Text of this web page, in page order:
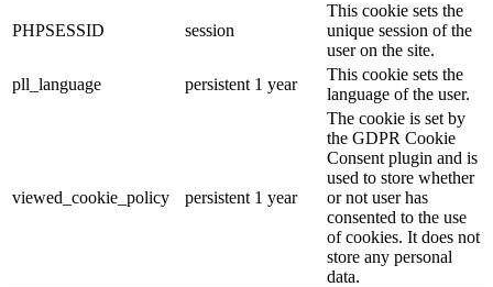
PHPSESSID session
This cookie sets the
unique session of the
user on the site.
pll_language
persistent 1 year
This cookie sets the
language of the user.
viewed_cookie_policy persistent 1 year
The cookie is set by
the GDPR Cookie
Consent plugin and is
used to store whether
or not user has
consented to the use
of cookies. It does not
store any personal
data.